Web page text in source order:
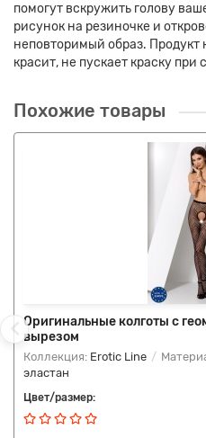
помогут вскружить голову
рисунок на резиночке и
неповторимый образ. Продукт
красит, не пускает краску при
Похожие товары
Оригинальные колготы с
вырезом
Коллекция: Erotic Line
эластан
Цвет/размер: